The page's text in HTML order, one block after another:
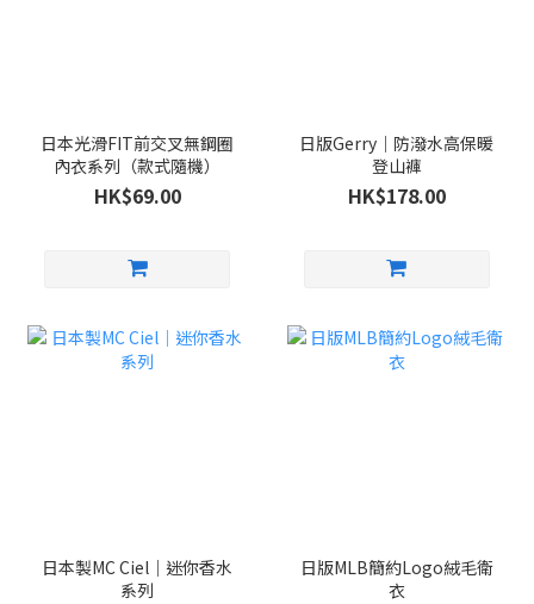
日本光滑FIT前交叉無鋼圈
內衣系列（款式隨機）
HK$69.00
日版Gerry｜防潑水高保暖
登山褲
HK$178.00
日本製MC Ciel｜迷你香水
系列
日版MLB簡約Logo絨毛衛
衣